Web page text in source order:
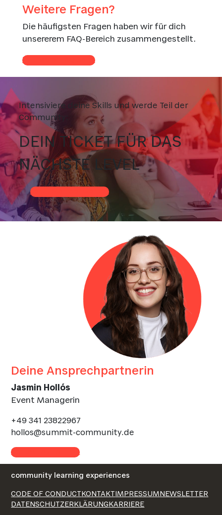
Weitere Fragen?
Die häufigsten Fragen haben wir für dich
unsererem FAQ-Bereich zusammengestellt.
Zu unserer FAQ Seite
Intensiviere deine Skills und werde Teil der
Community:
DEIN TICKET FÜR DAS
NÄCHSTE LEVEL
Jetzt Member werden
Deine Ansprechpartnerin
Jasmin Hollós
Event Managerin
+49 341 23822967
hollos@summit-community.de
Kontakt aufnehmen
community learning experiences
CODE OF CONDUCT KONTAKT IMPRESSUM NEWSLETTER
DATENSCHUTZERKLÄRUNG KARRIERE